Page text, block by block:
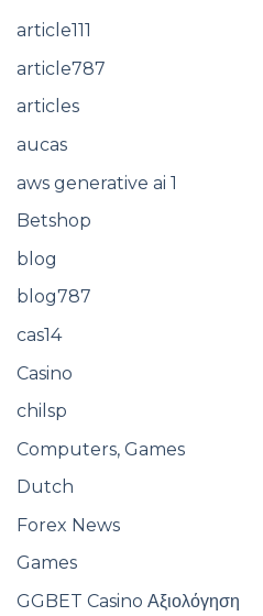
article111
article787
articles
aucas
aws generative ai 1
Betshop
blog
blog787
cas14
Casino
chilsp
Computers, Games
Dutch
Forex News
Games
GGBET Casino Αξιολόγηση